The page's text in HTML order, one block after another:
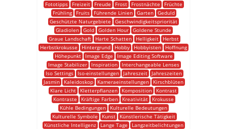
Fototipps
Freizeit Freude Frost Frostnächte
Früchte
Frühling
Fruits Führende Linien Garten
Geduld
Geschützte Naturgebiete
Geschwindigkeitspriorität
Gladiolen Gold Golden Hour Goldene Stunde
Graue Landschaft
Harte Schatten Helligkeit
Herbst
Herbstkrokusse
Hintergrund Hobby Hobbyisten
Hoffnung
Höhepunkt
Image Edge
Image Editing Software
Image Stabilizer
Inspiration
Interchangeable Lenses
Iso Settings
Iso-einstellungen Jahreszeit
Jahreszeiten
Jasmin
Kaleidoskop Kameraeinstellungen
Kirschblüten
Klare Licht
Kletterpflanzen Komposition
Kontrast
Kontraste
Kräftige Farben Kreativität
Krokusse
Kühle Bedingungen
Kulturelle Bedeutungen
Kulturelle Symbole
Kunst
Künstlerische Tätigkeit
Künstliche Intelligenz
Lange Tage
Langzeitbelichtungen